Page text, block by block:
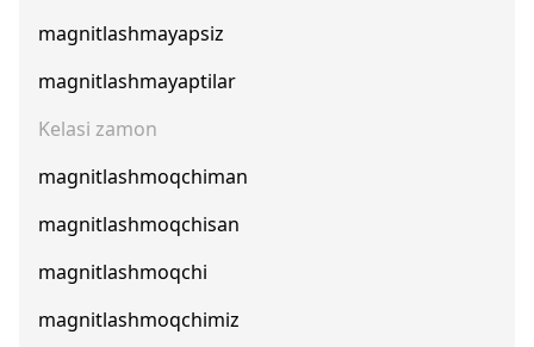
magnitlashmayapsiz
magnitlashmayaptilar
Kelasi zamon
magnitlashmoqchiman
magnitlashmoqchisan
magnitlashmoqchi
magnitlashmoqchimiz